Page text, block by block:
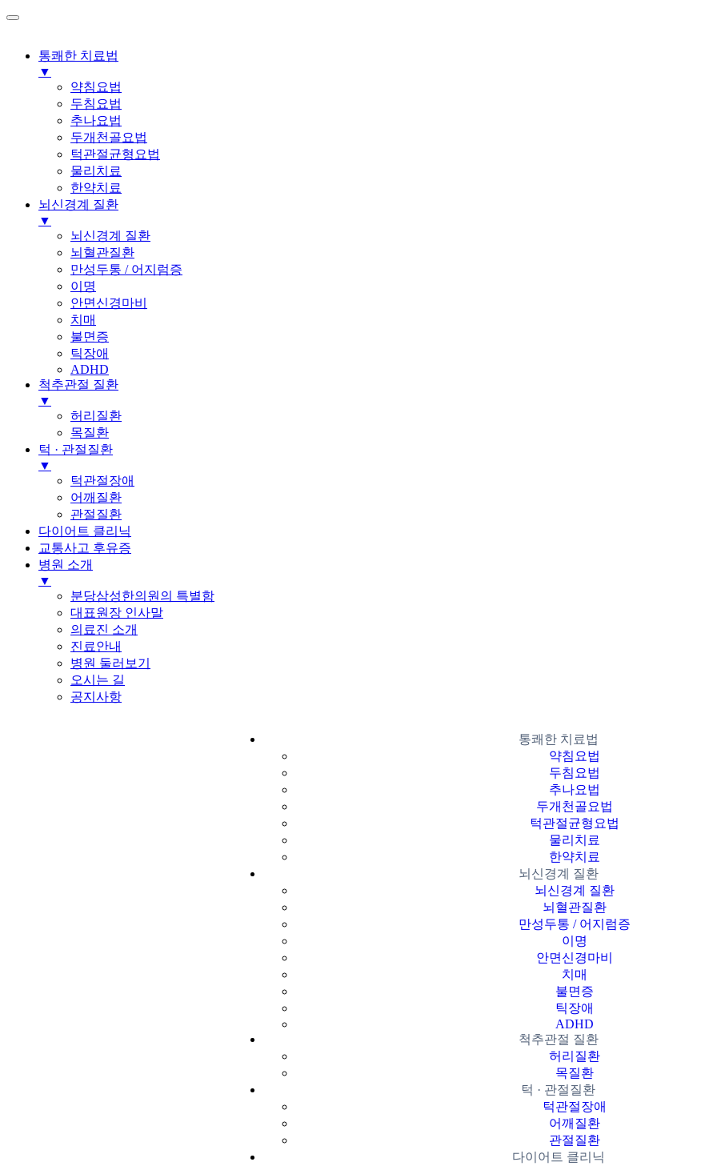
통쾌한 치료법
▼
약침요법
두침요법
추나요법
두개천골요법
턱관절균형요법
물리치료
한약치료
뇌신경계 질환
▼
뇌신경계 질환
뇌혈관질환
만성두통 / 어지럼증
이명
안면신경마비
치매
불면증
틱장애
ADHD
척추관절 질환
▼
허리질환
목질환
턱 · 관절질환
▼
턱관절장애
어깨질환
관절질환
다이어트 클리닉
교통사고 후유증
병원 소개
▼
분당삼성한의원의 특별함
대표원장 인사말
의료진 소개
진료안내
병원 둘러보기
오시는 길
공지사항
통쾌한 치료법
약침요법
두침요법
추나요법
두개천골요법
턱관절균형요법
물리치료
한약치료
뇌신경계 질환
뇌신경계 질환
뇌혈관질환
만성두통 / 어지럼증
이명
안면신경마비
치매
불면증
틱장애
ADHD
척추관절 질환
허리질환
목질환
턱 · 관절질환
턱관절장애
어깨질환
관절질환
다이어트 클리닉